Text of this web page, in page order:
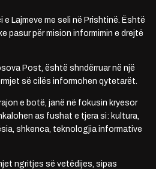
Lajmeve me seli në Prishtinë. Është
pasur për mision informimin e drejtë
Post, është shndërruar në një
së cilës informohen qytetarët.
e botë, janë në fokusin kryesor
as fushat e tjera si: kultura,
shkenca, teknologjia informative
ngritjes së vetëdijes, sipas